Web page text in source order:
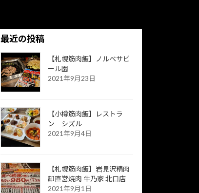
最近の投稿
【札幌筋肉飯】ノルベサビ
ール園
2021年9月23日
【小樽筋肉飯】レストラ
ン シズル
2021年9月4日
【札幌筋肉飯】岩見沢精肉
卸直営焼肉 牛乃家 北口店
2021年9月1日